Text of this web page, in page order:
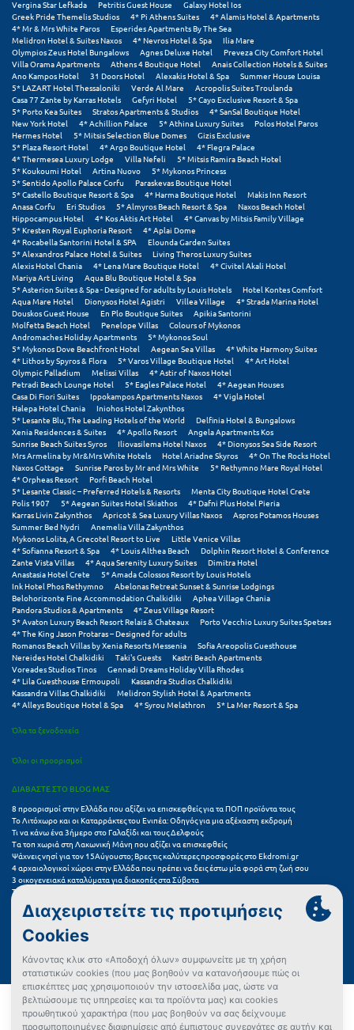
Vergina Star Lefkada
Petritis Guest House
Galaxy Hotel Ios
Greek Pride Themelis Studios
4* Pi Athens Suites
4* Alamis Hotel & Apartments
4* Mr & Mrs White Paros
Esperides Apartments By The Sea
Melidron Hotel & Suites Naxos
4* Nevros Hotel & Spa
Ilia Mare
Olympios Zeus Hotel Bungalows
Agnes Deluxe Hotel
Preveza City Comfort Hotel
Villa Orama Apartments
Athens 4 Boutique Hotel
Anais Collection Hotels & Suites
Ano Kampos Hotel
31 Doors Hotel Alexakis Hotel & Spa
Summer House Louisa
5* LAZART Hotel Thessaloniki
Verde Al Mare
Acropolis Suites Troulanda
Casa 77 Zante by Karras Hotels
Gefyri Hotel
5* Cayo Exclusive Resort & Spa
5* Porto Kea Suites
Stratos Apartments & Studios
4* SanSal Boutique Hotel
New York Hotel
4* Achillion Palace 5* Athina Luxury Suites
Polos Hotel Paros
Hermes Hotel
5* Mitsis Selection Blue Domes
Gizis Exclusive
5* Plaza Resort Hotel
4* Argo Boutique Hotel
4* Flegra Palace
4* Thermesea Luxury Lodge
Villa Nefeli
5* Mitsis Ramira Beach Hotel
5* Koukoumi Hotel
Artina Nuovo
5* Mykonos Princess
5* Sentido Apollo Palace Corfu
Paraskevas Boutique Hotel
5* Castello Boutique Resort & Spa
4* Harma Boutique Hotel
Makis Inn Resort
Anasa Corfu
Eri Studios 5* Almyros Beach Resort & Spa
Naxos Beach Hotel
Hippocampus Hotel
4* Kos Aktis Art Hotel
4* Canvas by Mitsis Family Village
5* Kresten Royal Euphoria Resort
4* Aplai Dome
4* Rocabella Santorini Hotel & SPA
Elounda Garden Suites
5* Alexandros Palace Hotel & Suites
Living Theros Luxury Suites
Alexis Hotel Chania
4* Lena Mare Boutique Hotel
4* Civitel Akali Hotel
Mariya Art Living
Aqua Blu Boutique Hotel & Spa
5* Asterion Suites & Spa - Designed for adults by Louis Hotels
Hotel Kontes Comfort
Aqua Mare Hotel
Dionysos Hotel Agistri Villea Village
4* Strada Marina Hotel
Douskos Guest House
En Plo Boutique Suites
Apikia Santorini
Molfetta Beach Hotel
Penelope Villas
Colours of Mykonos
Andromaches Holiday Apartments
5* Mykonos Soul
5* Mykonos Dove Beachfront Hotel
Aegean Sea Villas
4* White Harmony Suites
4* Lithos by Spyros & Flora
5* Varos Village Boutique Hotel
4* Art Hotel
Olympic Palladium
Melissi Villas
4* Astir of Naxos Hotel
Petradi Beach Lounge Hotel
5* Eagles Palace Hotel
4* Aegean Houses
Casa Di Fiori Suites
Ippokampos Apartments Naxos
4* Vigla Hotel
Halepa Hotel Chania
Iniohos Hotel Zakynthos
5* Lesante Blu, The Leading Hotels of the World
Delfinia Hotel & Bungalows
Xenia Residences & Suites
4* Apollo Resort
Angela Apartments Kos
Sunrise Beach Suites Syros
Iliovasilema Hotel Naxos
4* Dionysos Sea Side Resort
Mrs Armelina by Mr&Mrs White Hotels
Hotel Ariadne Skyros
4* On The Rocks Hotel
Naxos Cottage
Sunrise Paros by Mr and Mrs White
5* Rethymno Mare Royal Hotel
4* Orpheas Resort
Porfi Beach Hotel
5* Lesante Classic – Preferred Hotels & Resorts
Menta City Boutique Hotel Crete
Polis 1907
5* Aegean Suites Hotel Skiathos
4* Dafni Plus Hotel Pieria
Karras Livin Zakynthos
Apricot & Sea Luxury Villas Naxos
Aspros Potamos Houses
Summer Bed Nydri
Anemelia Villa Zakynthos
Mykonos Lolita, A Grecotel Resort to Live
Little Venice Villas
4* Sofianna Resort & Spa
4* Louis Althea Beach
Dolphin Resort Hotel & Conference
Zante Vista Villas
4* Aqua Serenity Luxury Suites
Dimitra Hotel
Anastasia Hotel Crete
5* Amada Colossos Resort by Louis Hotels
Ink Hotel Phos Rethymno
Abelonas Retreat Sunset & Sunrise Lodgings
Belohorizonte Fine Accommodation Chalkidiki
Aphea Village Chania
Pandora Studios & Apartments
4* Zeus Village Resort
5* Avaton Luxury Beach Resort Relais & Chateaux
Porto Vecchio Luxury Suites Spetses
4* The King Jason Protaras – Designed for adults
Romanos Beach Villas by Xenia Resorts Messenia
Sofia Areopolis Guesthouse
Nereides Hotel Chalkidiki
Taki's Guests
Kastri Beach Apartments
Voreades Studios Tinos
Gennadi Dreams Holiday Villa Rhodes
4* Lila Guesthouse Ermoupoli
Kassandra Studios Chalkidiki
Kassandra Villas Chalkidiki
Melidron Stylish Hotel & Apartments
4* Alleys Boutique Hotel & Spa
4* Syrou Melathron 5* La Mer Resort & Spa
Όλα τα ξενοδοχεία
Όλοι οι προορισμοί
ΔΙΑΒΑΣΤΕ ΣΤΟ BLOG ΜΑΣ
8 προορισμοί στην Ελλάδα που αξίζει να επισκεφθείς για τα ΠΟΠ προϊόντα τους
Το Λιτόχωρο και οι Καταρράκτες του Ενιπέα: Οδηγός για μια αξέχαστη εκδρομή
Τι να κάνω ένα 3ήμερο στο Γαλαξίδι και τους Δελφούς
Τα τοπ χωριά στη Λακωνική Μάνη που αξίζει να επισκεφθείς
Ψάχνεις νησί για τον 15Αύγουστο; Βρες τις καλύτερες προσφορές στο Ekdromi.gr
4 αρχαιολογικοί χώροι στην Ελλάδα που πρέπει να δεις έστω μία φορά στη ζωή σου
3 οικογενειακά καταλύματα για διακοπές στα Σύβοτα
Τα 11 καλύτερα καλοκαιρινά resorts στην Ελλάδα
7 μικρά ελληνικά νησιά για αξέχαστες καλοκαιρινές διακοπές
5+1 ινσταγκραμικές παραλίες στην Ελλάδα που αξίζουν μια θέση στο feed σου
Συχνές Ερωτήσεις (FAQs) για Ξενοδοχεία
Όροι χρήσης
Πολιτική Προστασίας Προσωπικών Δεδομένων
Πολιτική Cookies
Πώς μπορώ να αγοράσω;